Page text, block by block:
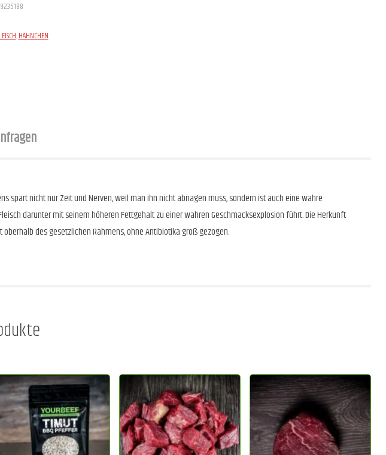
,HÄHNCHEN
spart nicht nur Zeit und Nerven, weil man ihn nicht abnagen muss, sondern ist auch eine wahre
darunter mit seinem höheren Fettgehalt zu einer wahren Geschmacksexplosion führt. Die Herkunft
des gesetzlichen Rahmens, ohne Antibiotika groß gezogen.